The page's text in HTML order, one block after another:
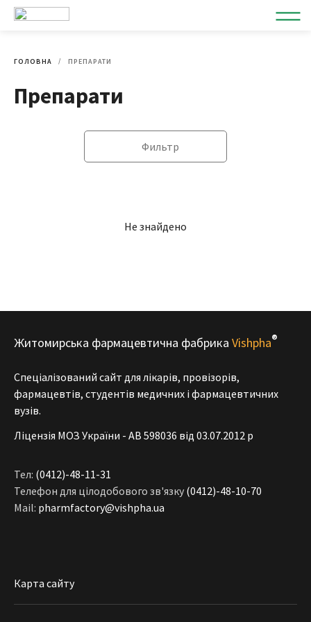
ГОЛОВНА ПРЕПАРАТИ
Препарати
Фильтр
Не знайдено
Житомирська фармацевтична фабрика Vishpha®
Спеціалізований сайт для лікарів, провізорів,
фармацевтів, студентів медичних і фармацевтичних
вузів.
Ліцензія МОЗ України - АВ 598036 від 03.07.2012 р
Тел: (0412)-48-11-31
Телефон для цілодобового зв'язку (0412)-48-10-70
Mail: pharmfactory@vishpha.ua
Карта сайту